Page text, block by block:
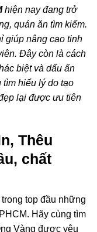
hiện nay đang trở
quán ăn tìm kiếm.
giúp nâng cao tinh
Đây còn là cách
biệt và dấu ấn
tìm hiểu lý do tạo
lại được ưu tiên
Thêu
chất
top đầu những
Hãy cùng tìm
Vàng được yêu